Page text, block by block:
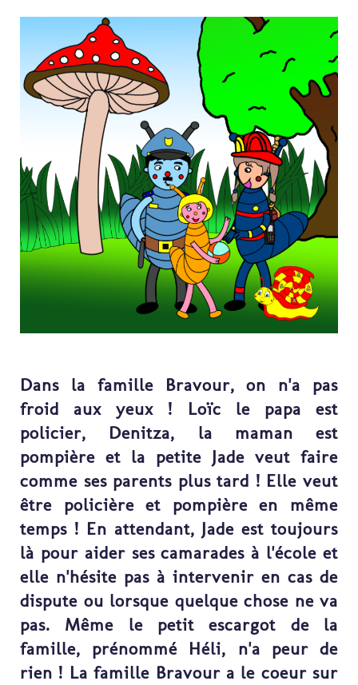
Dans la famille Bravour, on n'a pas
froid aux yeux ! Loïc le papa est
policier, Denitza, la maman est
pompière et la petite Jade veut faire
comme ses parents plus tard ! Elle veut
être policière et pompière en même
temps ! En attendant, Jade est toujours
là pour aider ses camarades à l'école et
elle n'hésite pas à intervenir en cas de
dispute ou lorsque quelque chose ne va
pas. Même le petit escargot de la
famille, prénommé Héli, n'a peur de
rien ! La famille Bravour a le coeur sur